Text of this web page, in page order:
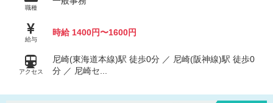
職種
給与
時給 1400円〜1600円
アクセス
尼崎(東海道本線)駅 徒歩0分 ／ 尼崎(阪神線)駅 徒歩0
分 ／ 尼崎セ...